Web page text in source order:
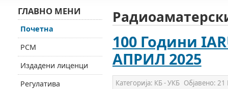
100 Години
АПРИЛ 2025
Категорија: КБ - УКБ Објавено: 21
ГЛАВНО МЕНИ
Почетна
РСМ
Издадени лиценци
Регулатива